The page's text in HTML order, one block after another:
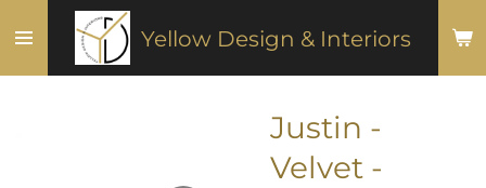
direct
naar
Yellow Design & Interiors
Justin -
Velvet -